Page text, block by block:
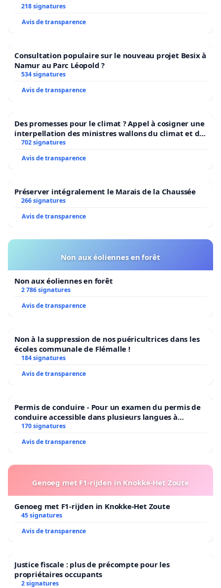
218 signatures
Avis de transparence
Consultation populaire sur le nouveau projet Besix à
Namur au Parc Léopold ?
534 signatures
Avis de transparence
Des promesses pour le climat ? Appel à cosigner une
interpellation des ministres wallons du climat et de
l’environnement.
702 signatures
Avis de transparence
Préserver intégralement le Marais de la Chaussée
266 signatures
Avis de transparence
Non aux éoliennes en forêt
Non aux éoliennes en forêt
2 786 signatures
Avis de transparence
Non à la suppression de nos puéricultrices dans les
écoles communale de Flémalle !
184 signatures
Avis de transparence
Permis de conduire - Pour un examen du permis de
conduire accessible dans plusieurs langues à
Bruxelles
170 signatures
Avis de transparence
Genoeg met F1-rijden in Knokke-Het Zoute
Genoeg met F1-rijden in Knokke-Het Zoute
45 signatures
Avis de transparence
Justice fiscale : plus de précompte pour les
propriétaires occupants
2 signatures